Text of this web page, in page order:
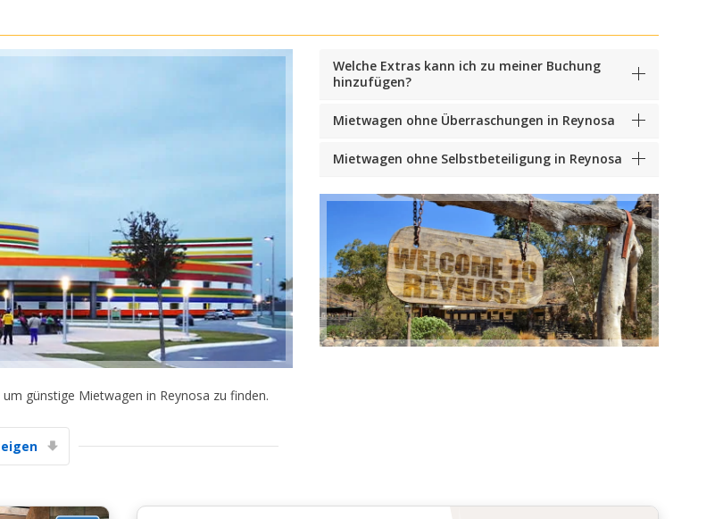
günstige Mietwagen in Reynosa zu finden.
Welche Extras kann ich zu meiner Buchung
hinzufügen?
Mietwagen ohne Überraschungen in Reynosa
Mietwagen ohne Selbstbeteiligung in Reynosa
Sie Zugang zu exklusiven